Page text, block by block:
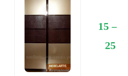
15 —
25